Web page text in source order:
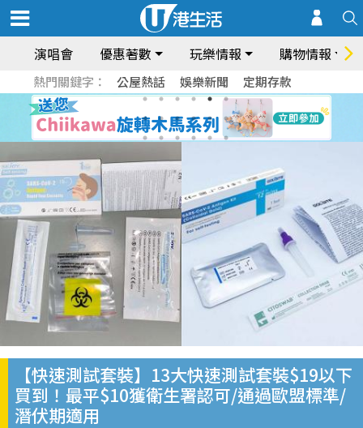
演唱會 優惠著數 玩樂情報 購物情報
熱門關鍵字： 公屋熱話 娛樂新聞 定期存款
【快速測試套裝】13大快速測試套裝$19以下
買到！最平$10獲衛生署認可/通過歐盟標準/
潛伏期適用